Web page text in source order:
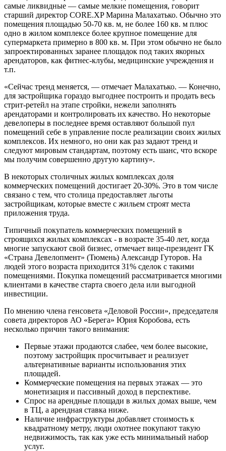
самые ликвидные — самые мелкие помещения, говорит
старший директор CORE.XP Марина Малахатько. Обычно это
помещения площадью 50-70 кв. м, не более 160 кв. м плюс
одно в жилом комплексе более крупное помещение для
супермаркета примерно в 800 кв. м. При этом обычно не было
запроектированных заранее площадок под таких якорных
арендаторов, как фитнес-клубы, медицинские учреждения и
т.п.
«Сейчас тренд меняется, — отмечает Малахатько. — Конечно,
для застройщика гораздо выгоднее построить и продать весь
стрит-ретейл на этапе стройки, нежели заполнять
арендаторами и контролировать их качество. Но некоторые
девелоперы в последнее время оставляют большой пул
помещений себе в управление после реализации своих жилых
комплексов. Их немного, но они как раз задают тренд и
следуют мировым стандартам, поэтому есть шанс, что вскоре
мы получим совершенно другую картину».
В некоторых столичных жилых комплексах доля
коммерческих помещений достигает 20-30%. Это в том числе
связано с тем, что столица предоставляет льготы
застройщикам, которые вместе с жильем строят места
приложения труда.
Типичный покупатель коммерческих помещений в
строящихся жилых комплексах - в возрасте 35-40 лет, когда
многие запускают свой бизнес, отмечает вице-президент ГК
«Страна Девелопмент» (Тюмень) Александр Гуторов. На
людей этого возраста приходится 31% сделок с такими
помещениями. Покупка помещений рассматривается многими
клиентами в качестве старта своего дела или выгодной
инвестиции.
По мнению члена генсовета «Деловой России», председателя
совета директоров АО «Берега» Юрия Коробова, есть
несколько причин такого внимания:
Первые этажи продаются слабее, чем более высокие,
поэтому застройщик просчитывает и реализует
альтернативные варианты использования этих
площадей.
Коммерческие помещения на первых этажах — это
монетизация и пассивный доход в перспективе.
Спрос на арендные площади в жилых домах выше, чем
в ТЦ, а арендная ставка ниже.
Наличие инфраструктуры добавляет стоимость к
квадратному метру, люди охотнее покупают такую
недвижимость, так как уже есть минимальный набор
услуг.